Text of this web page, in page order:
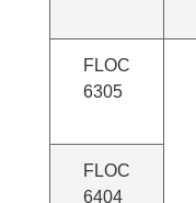
FLOC
6305
FLOC
6404